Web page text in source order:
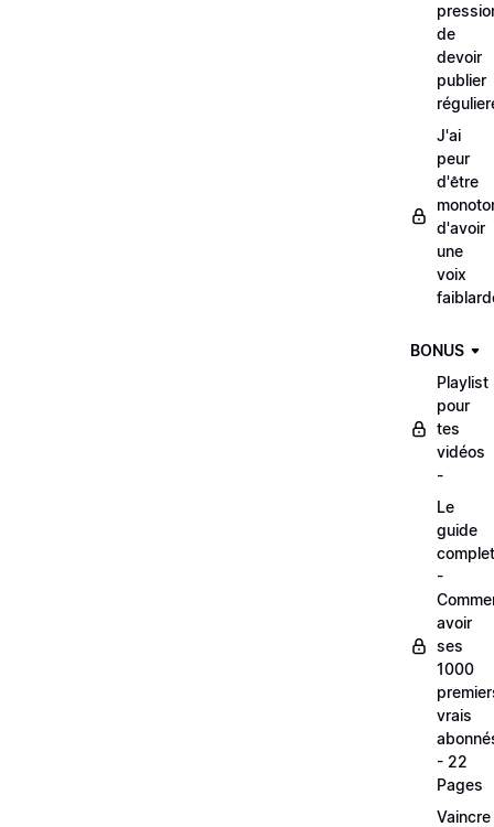
de
devoir
publier
J'ai
peur
d'être
d'avoir
une
voix
BONUS
Playlist
pour
tes
vidéos
-
Le
guide
complet
-
avoir
ses
1000
vrais
- 22
Pages
Vaincre